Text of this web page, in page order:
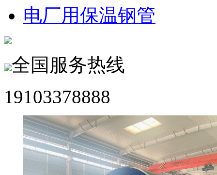
电厂用保温钢管
全国服务热线
19103378888